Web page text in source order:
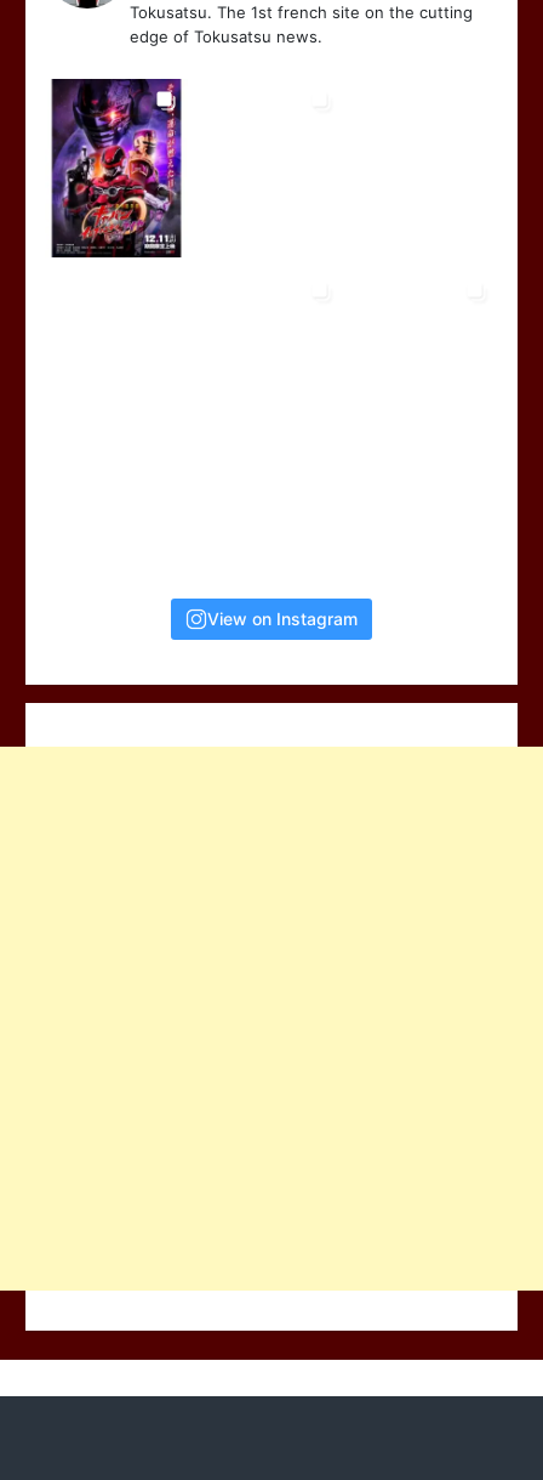
Tokusatsu. The 1st french site on the cutting
edge of Tokusatsu news.
View on Instagram